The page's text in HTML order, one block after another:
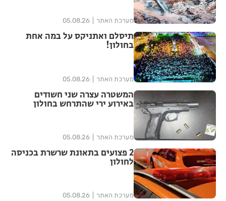
מערכת האתר 05.08.26
תיסלם ואתניקס על במה אחת
בחולון!
מערכת האתר 05.08.26
המשטרה עצרה שני חשודים
באירוע ירי שהתרחש בחולון
מערכת האתר 05.08.26
2 פצועים בתאונת שרשרת בכניסה
לחולון
מערכת האתר 05.08.26